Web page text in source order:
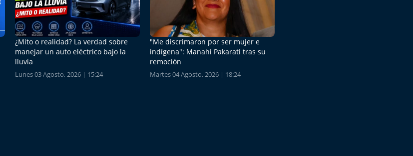
¿Mito o realidad? La verdad sobre
manejar un auto eléctrico bajo la
lluvia
Lunes 03 Agosto, 2026 | 15:24
"Me discrimaron por ser mujer e
indígena": Manahi Pakarati tras su
remoción
Martes 04 Agosto, 2026 | 18:24